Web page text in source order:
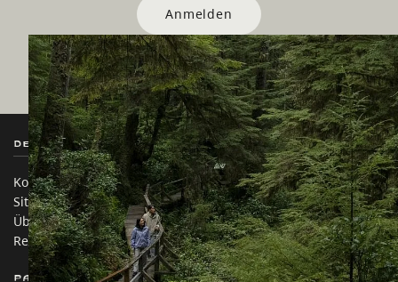
Anmelden
Destination BC
Kontakt
Sitemap
Über uns
Rechtliches & Richtlinien
Unsere Websites
Reisebranche
Medien
Unternehmen
简体中文 – China